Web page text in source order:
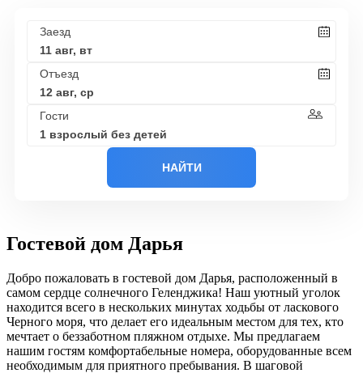
Заезд
11 авг, вт
Отъезд
12 авг, ср
Гости
1 взрослый без детей
НАЙТИ
Гостевой дом Дарья
Добро пожаловать в гостевой дом Дарья, расположенный в
самом сердце солнечного Геленджика! Наш уютный уголок
находится всего в нескольких минутах ходьбы от ласкового
Черного моря, что делает его идеальным местом для тех, кто
мечтает о беззаботном пляжном отдыхе. Мы предлагаем
нашим гостям комфортабельные номера, оборудованные всем
необходимым для приятного пребывания. В шаговой